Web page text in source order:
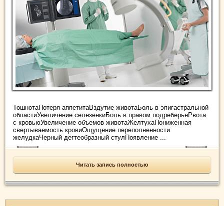
ТошнотаПотеря аппетитаВздутие животаБоль в эпигастральной
областиУвеличение селезенкиБоль в правом подреберьеРвота
с кровьюУвеличение объемов животаЖелтухаПониженная
свертываемость кровиОщущение переполненности
желудкаЧерный дегтеобразный стулПоявление ...
Читать запись полностью